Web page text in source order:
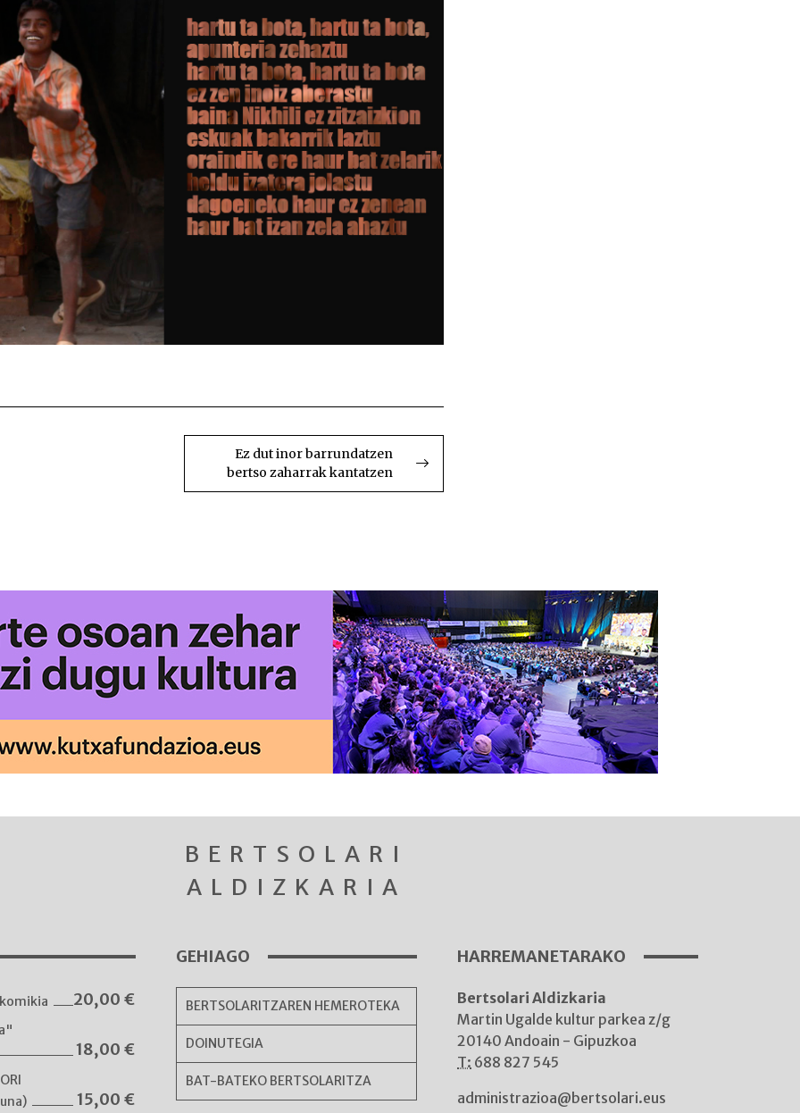
Ez dut inor barrundatzen
bertso zaharrak kantatzen
BERTSOLARI
ALDIZKARIA
20,00 €
18,00 €
15,00 €
GEHIAGO
BERTSOLARITZAREN HEMEROTEKA
DOINUTEGIA
BAT-BATEKO BERTSOLARITZA
HARREMANETARAKO
Bertsolari Aldizkaria
Martin Ugalde kultur parkea z/g
20140 Andoain - Gipuzkoa
T: 688 827 545
administrazioa@bertsolari.eus